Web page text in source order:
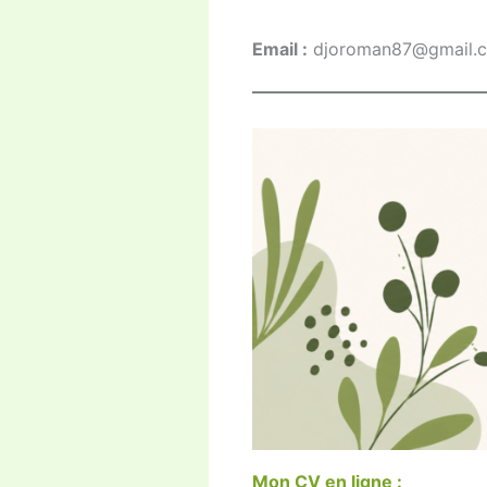
Email :
Mon CV en ligne :